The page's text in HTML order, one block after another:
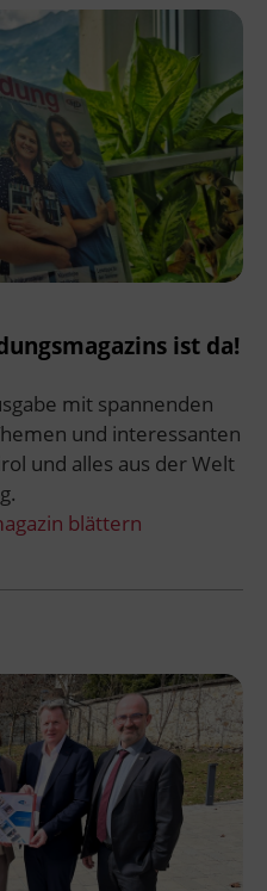
ist da!
mit spannenden
und interessanten
und alles aus der Welt
blättern